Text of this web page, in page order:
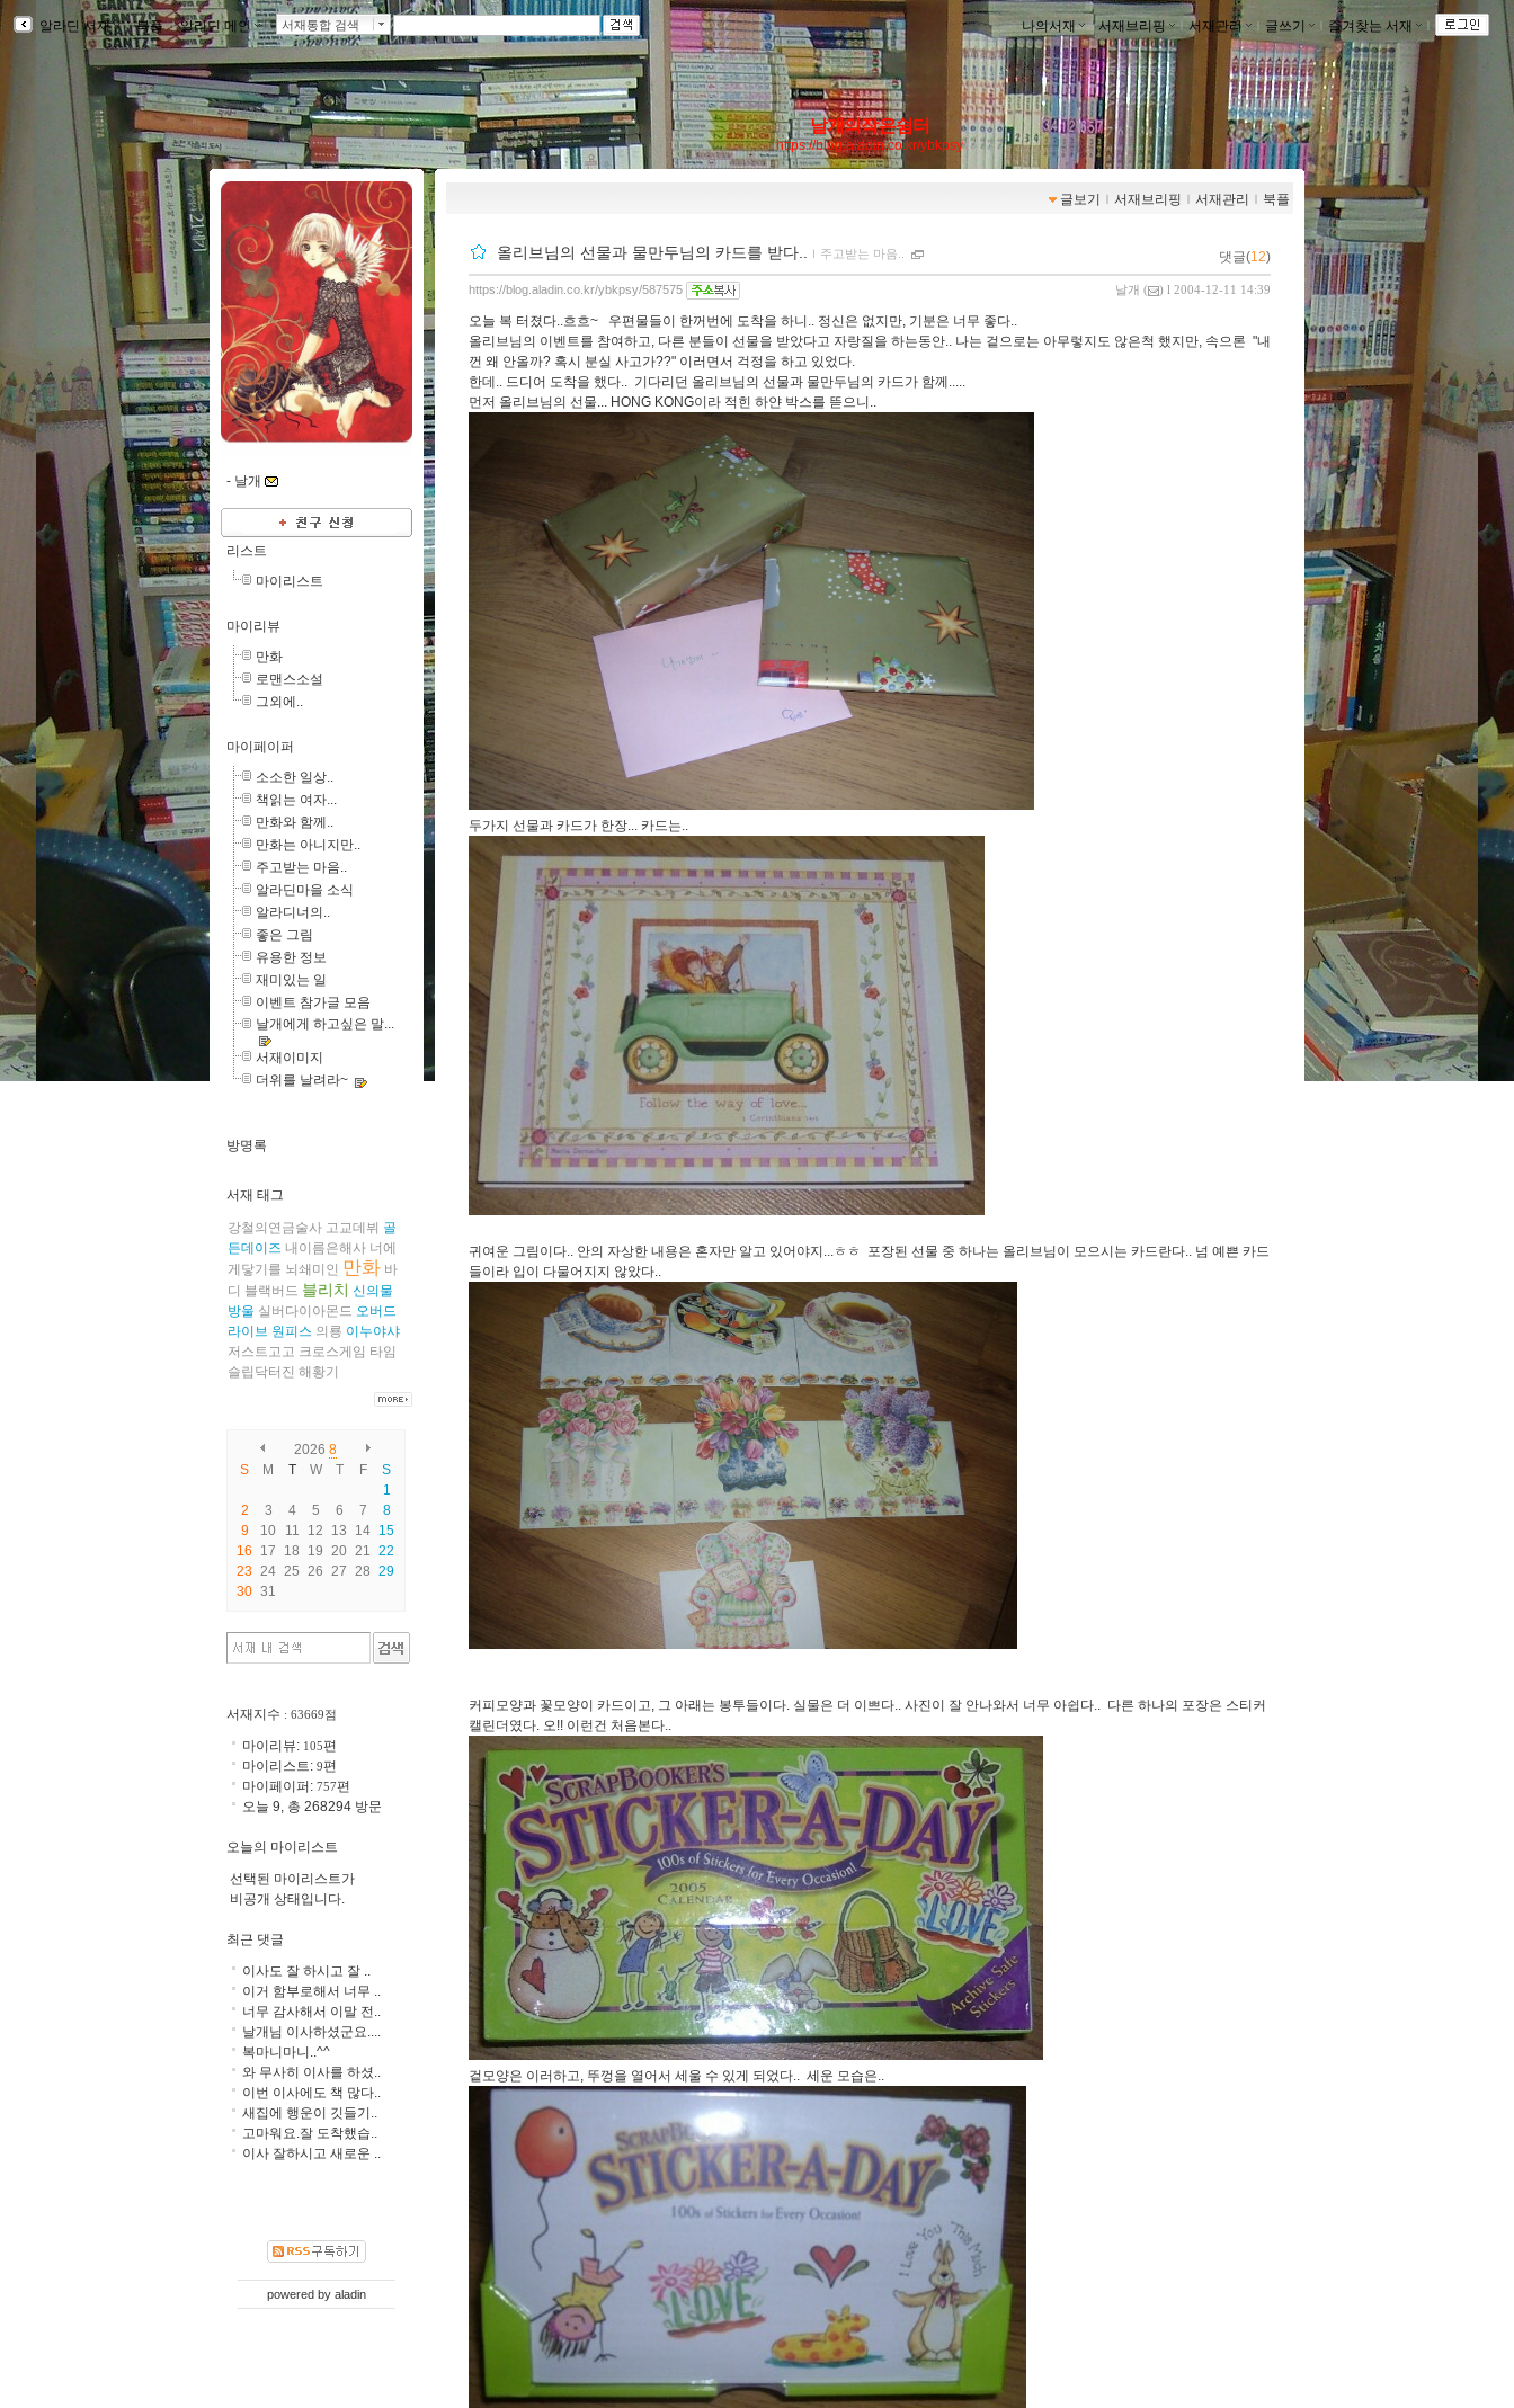
알라딘 서재 ｌ북플ｌ알라딘 메인 ｌ 서재통합 검색 나의서재 ｌ서재브리핑 ｌ서재관리 ｌ 글쓰기 즐겨찾는 서재 ｌ
날개의작은쉼터
https://blog.aladin.co.kr/ybkpsy
글보기 ｌ 서재브리핑 ｌ 서재관리 ｌ 북플
올리브님의 선물과 물만두님의 카드를 받다.. ｌ 주고받는 마음.. 댓글(12)
날개 ( ) l 2004-12-11 14:39
https://blog.aladin.co.kr/ybkpsy/587575
오늘 복 터졌다..흐흐~ 우편물들이 한꺼번에 도착을 하니.. 정신은 없지만, 기분은 너무 좋다..
올리브님의 이벤트를 참여하고, 다른 분들이 선물을 받았다고 자랑질을 하는동안.. 나는 겉으로는 아무렇지도 않은척 했지만, 속으론 "내
껀 왜 안올까? 혹시 분실 사고가??" 이러면서 걱정을 하고 있었다.
한데.. 드디어 도착을 했다.. 기다리던 올리브님의 선물과 물만두님의 카드가 함께.....
먼저 올리브님의 선물... HONG KONG이라 적힌 하얀 박스를 뜯으니..
두가지 선물과 카드가 한장... 카드는..
귀여운 그림이다.. 안의 자상한 내용은 혼자만 알고 있어야지...ㅎㅎ 포장된 선물 중 하나는 올리브님이 모으시는 카드란다.. 넘 예쁜 카드
들이라 입이 다물어지지 않았다..
커피모양과 꽃모양이 카드이고, 그 아래는 봉투들이다. 실물은 더 이쁘다.. 사진이 잘 안나와서 너무 아쉽다.. 다른 하나의 포장은 스티커
캘린더였다. 오!! 이런건 처음본다..
겉모양은 이러하고, 뚜껑을 열어서 세울 수 있게 되었다.. 세운 모습은..
- 날개
리스트
마이리스트
마이리뷰
만화
로맨스소설
그외에..
마이페이퍼
소소한 일상..
책읽는 여자...
만화와 함께..
만화는 아니지만..
주고받는 마음..
알라딘마을 소식
알라디너의..
좋은 그림
유용한 정보
재미있는 일
이벤트 참가글 모음
날개에게 하고싶은 말...
서재이미지
더위를 날려라~
방명록
서재 태그
강철의연금술사 고교데뷔 골
든데이즈 내이름은해사 너에
게닿기를 뇌쇄미인 만화 바
디 블랙버드 블리치 신의물
방울 실버다이아몬드 오버드
라이브 원피스 의룡 이누야샤
저스트고고 크로스게임 타임
슬립닥터진 해황기
2026 8
S
M T W T F
S
1
2
3 4 5 6 7
8
9
10 11 12 13 14 15
16
17 18 19 20 21 22
23 24 25 26 27 28 29
30 31
서재지수 : 63669점
마이리뷰: 105편
마이리스트: 9편
마이페이퍼: 757편
오늘 9, 총 268294 방문
오늘의 마이리스트
선택된 마이리스트가
비공개 상태입니다.
최근 댓글
이사도 잘 하시고 잘 ..
이거 함부로해서 너무 ..
너무 감사해서 이말 전..
날개님 이사하셨군요....
복마니마니..^^
와 무사히 이사를 하셨..
이번 이사에도 책 많다..
새집에 행운이 깃들기..
고마워요.잘 도착했습..
이사 잘하시고 새로운 ..
powered by aladin